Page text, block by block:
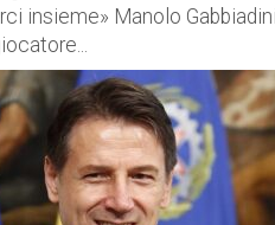
insieme» Manolo